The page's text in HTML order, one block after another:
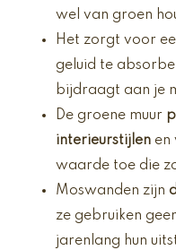
wel van groen
Het zorgt voor
geluid te
bijdraagt aan je
De groene muur
interieurstijlen en
waarde toe die
Moswanden zijn
ze gebruiken
jarenlang hun